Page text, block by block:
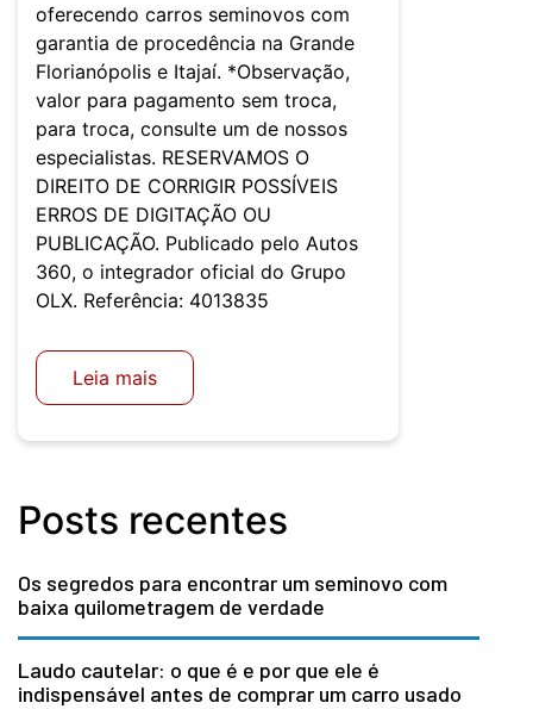
oferecendo carros seminovos com
garantia de procedência na Grande
Florianópolis e Itajaí. *Observação,
valor para pagamento sem troca,
para troca, consulte um de nossos
especialistas. RESERVAMOS O
DIREITO DE CORRIGIR POSSÍVEIS
ERROS DE DIGITAÇÃO OU
PUBLICAÇÃO. Publicado pelo Autos
360, o integrador oficial do Grupo
OLX. Referência: 4013835
Leia mais
Posts recentes
Os segredos para encontrar um seminovo com
baixa quilometragem de verdade
Laudo cautelar: o que é e por que ele é
indispensável antes de comprar um carro usado